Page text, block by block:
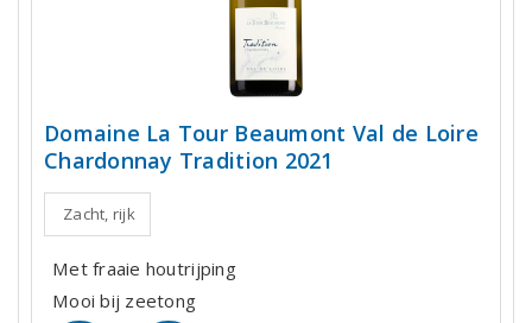
Domaine La Tour Beaumont Val de Loire
Chardonnay Tradition 2021
Zacht, rijk
Met fraaie houtrijping
Mooi bij zeetong